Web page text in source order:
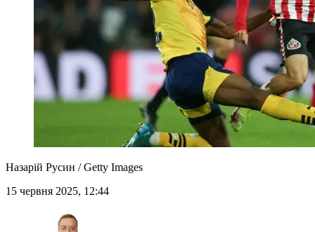
Назарій Русин / Getty Images
15 червня 2025, 12:44